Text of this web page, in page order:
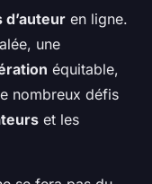
d’auteur en ligne.
une
équitable,
nombreux défis
et les